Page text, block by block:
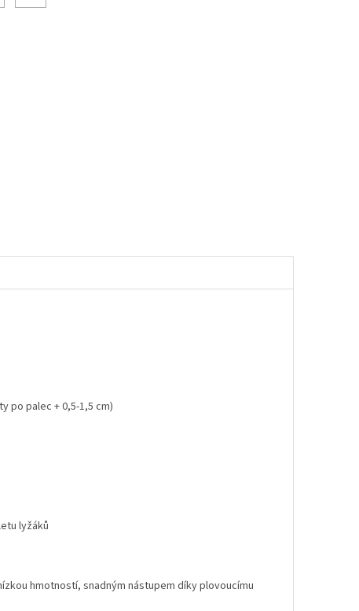
po palec + 0,5-1,5 cm)
lyžáků
hmotností, snadným nástupem díky plovoucímu